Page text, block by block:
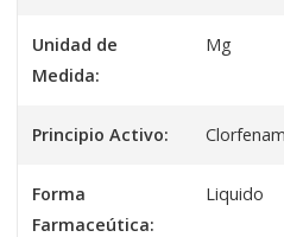
Unidad de
Medida:
Mg
Principio Activo:
Forma
Farmaceútica:
Liquido